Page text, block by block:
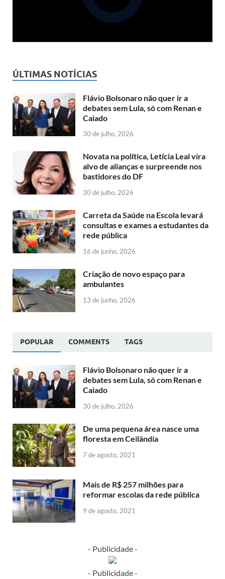
ÚLTIMAS NOTÍCIAS
Flávio Bolsonaro não quer ir a
debates sem Lula, só com Renan e
Caiado
30 de julho, 2026
Novata na política, Letícia Leal vira
alvo de alianças e surpreende nos
bastidores do DF
30 de julho, 2026
Carreta da Saúde na Escola levará
consultas e exames a estudantes da
rede pública
16 de junho, 2026
Criação de novo espaço para
ambulantes
13 de junho, 2026
POPULAR COMMENTS TAGS
Flávio Bolsonaro não quer ir a
debates sem Lula, só com Renan e
Caiado
30 de julho, 2026
De uma pequena área nasce uma
floresta em Ceilândia
7 de agosto, 2021
Mais de R$ 257 milhões para
reformar escolas da rede pública
9 de agosto, 2021
- Publicidade -
- Publicidade -